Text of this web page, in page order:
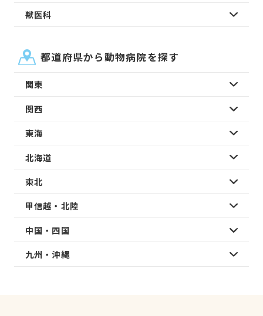
獣医科
都道府県から動物病院を探す
関東
関西
東海
北海道
東北
甲信越・北陸
中国・四国
九州・沖縄